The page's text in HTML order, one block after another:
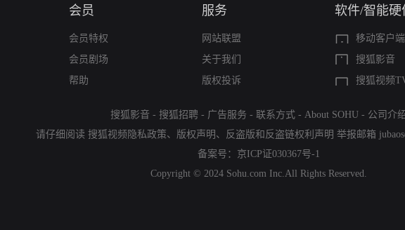
会员
会员特权
会员剧场
帮助
服务
网站联盟
关于我们
版权投诉
软件/智能硬
移动客户端
搜狐影音
搜狐视频
搜狐影音 - 搜狐招聘 - 广告服务 - 联系方式 - About SOHU - 公司介
请仔细阅读 搜狐视频隐私政策、 版权声明 、 反盗版和反盗链权利声明 举报邮箱
备案号： 京ICP证030367号-1
Copyright © 2024 Sohu.com Inc.All Rights Reserved.